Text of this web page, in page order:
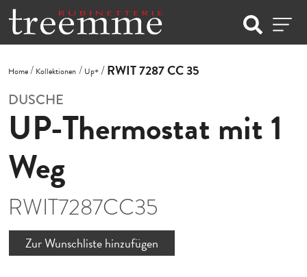
Home Kollektionen Up+ RWIT 7287 CC 35
DUSCHE
UP-Thermostat mit 1
Weg
RWIT7287CC35
Zur Wunschliste hinzufügen